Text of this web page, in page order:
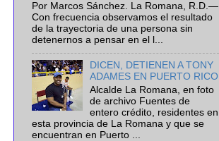
Por Marcos Sánchez. La Romana, R.D.—
Con frecuencia observamos el resultado
de la trayectoria de una persona sin
detenernos a pensar en el l...
DICEN, DETIENEN A TONY
ADAMES EN PUERTO RICO
Alcalde La Romana, en foto
de archivo Fuentes de
entero crédito, residentes en
esta provincia de La Romana y que se
encuentran en Puerto ...